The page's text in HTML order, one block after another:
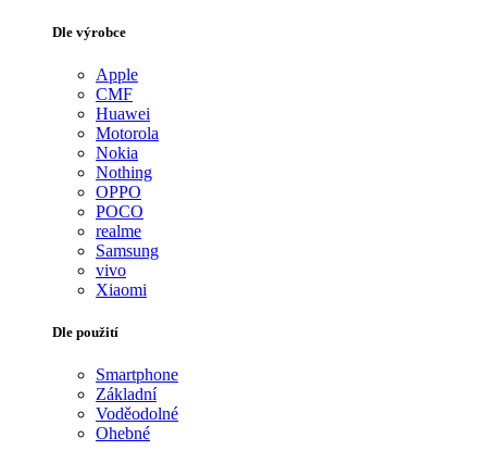
Dle výrobce
Apple
CMF
Huawei
Motorola
Nokia
Nothing
OPPO
POCO
realme
Samsung
vivo
Xiaomi
Dle použití
Smartphone
Základní
Voděodolné
Ohebné